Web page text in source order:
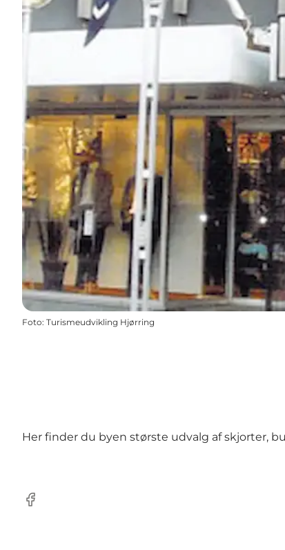
Foto: Turismeudvikling Hjørring
Her finder du byen største udvalg af skjorter,
Facebook